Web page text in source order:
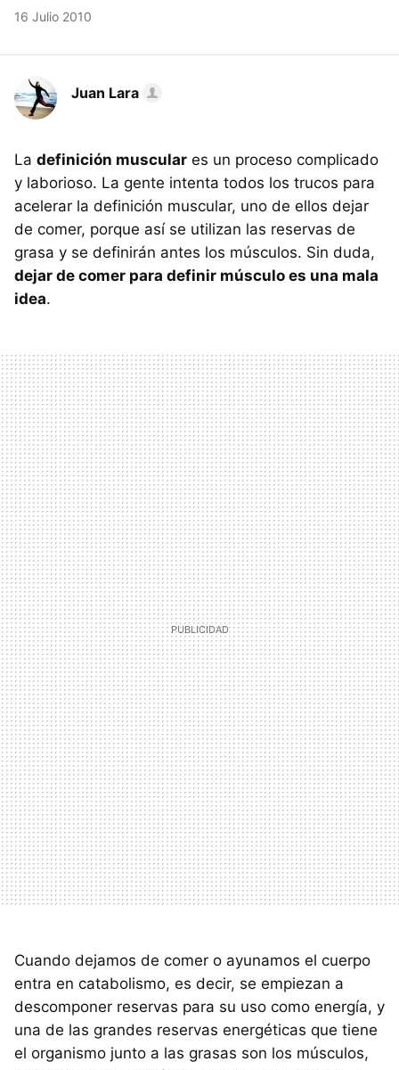
16 Julio 2010
Juan Lara
La definición muscular es un proceso complicado
y laborioso. La gente intenta todos los trucos para
acelerar la definición muscular, uno de ellos dejar
de comer, porque así se utilizan las reservas de
grasa y se definirán antes los músculos. Sin duda,
dejar de comer para definir músculo es una mala
idea.
Cuando dejamos de comer o ayunamos el cuerpo
entra en catabolismo, es decir, se empiezan a
descomponer reservas para su uso como energía, y
una de las grandes reservas energéticas que tiene
el organismo junto a las grasas son los músculos,